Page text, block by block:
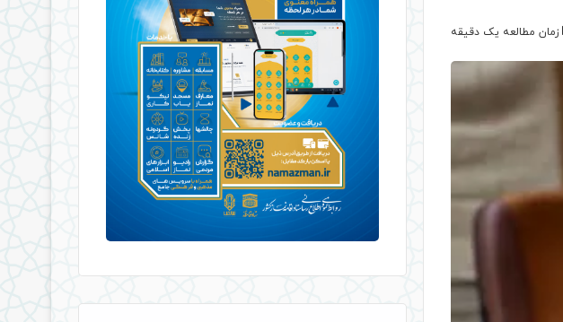
زمان مطالعه یک دقیقه